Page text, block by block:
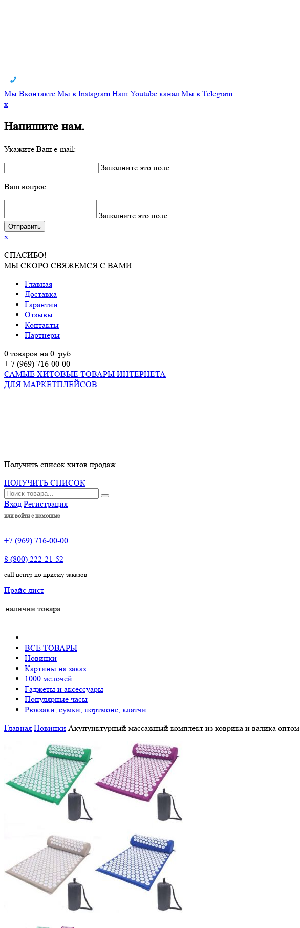
Мы Вконтакте Мы в Instagram Наш Youtube канал Мы в Telegram
x
Напишите нам.
Укажите Ваш e-mail:
Заполните это поле
Ваш вопрос:
Заполните это поле
x
СПАСИБО!
МЫ СКОРО СВЯЖЕМСЯ С ВАМИ.
Главная
Доставка
Гарантии
Отзывы
Контакты
Партнеры
0 товаров на 0. руб.
+ 7 (969) 716-00-00
САМЫЕ ХИТОВЫЕ ТОВАРЫ ИНТЕРНЕТА
ДЛЯ МАРКЕТПЛЕЙСОВ
Получить список хитов продаж
ПОЛУЧИТЬ СПИСОК
Вход Регистрация
или войти с помощью
+7 (969) 716-00-00
8 (800) 222-21-52
call центр по приему заказов
Прайс лист
товара.
ВСЕ ТОВАРЫ
Новинки
Картины на заказ
1000 мелочей
Гаджеты и аксессуары
Популярные часы
Рюкзаки, сумки, портмоне, клатчи
Главная Новинки Акупунктурный массажный комплект из коврика и валика оптом